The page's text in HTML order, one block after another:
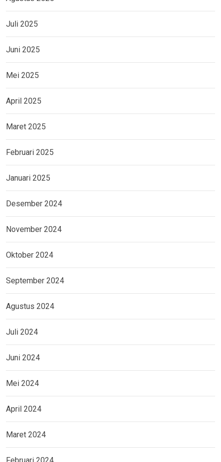
Juli 2025
Juni 2025
Mei 2025
April 2025
Maret 2025
Februari 2025
Januari 2025
Desember 2024
November 2024
Oktober 2024
September 2024
Agustus 2024
Juli 2024
Juni 2024
Mei 2024
April 2024
Maret 2024